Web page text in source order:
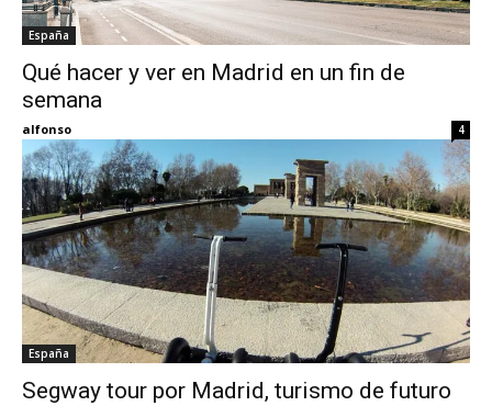
España
Qué hacer y ver en Madrid en un fin de
semana
alfonso 4
España
Segway tour por Madrid, turismo de futuro